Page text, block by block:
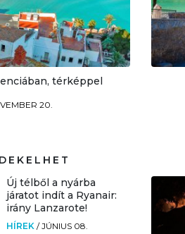
térképpel
20.
Új télből a nyárba
járatot indít a Ryanair:
irány Lanzarote!
HÍREK/JÚNIUS 08.